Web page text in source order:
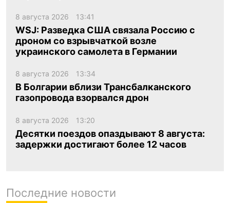
8 августа 2026 13:41
WSJ: Разведка США связала Россию с
дроном со взрывчаткой возле
украинского самолета в Германии
8 августа 2026 13:34
В Болгарии вблизи Трансбалканского
газопровода взорвался дрон
8 августа 2026 13:20
Десятки поездов опаздывают 8 августа:
задержки достигают более 12 часов
Последние новости